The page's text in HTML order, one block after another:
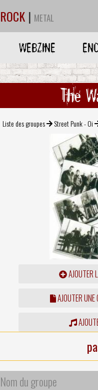
ROCK | METAL
WEBZINE
The
Liste des groupes Street Punk - Oi
AJOUTER
AJOUTER
Nom du groupe